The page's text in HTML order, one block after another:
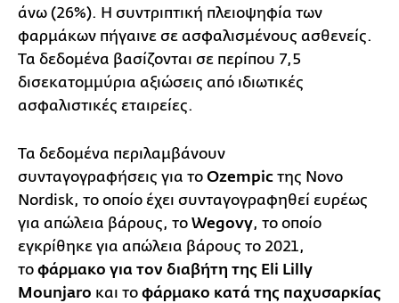
άνω (26%). Η συντριπτική πλειοψηφία των
φαρμάκων πήγαινε σε ασφαλισμένους ασθενείς.
Τα δεδομένα βασίζονται σε περίπου 7,5
δισεκατομμύρια αξιώσεις από ιδιωτικές
ασφαλιστικές εταιρείες.
Τα δεδομένα περιλαμβάνουν
συνταγογραφήσεις για το Ozempic της Novo
Nordisk, το οποίο έχει συνταγογραφηθεί ευρέως
για απώλεια βάρους, το Wegovy, το οποίο
εγκρίθηκε για απώλεια βάρους το 2021,
το φάρμακο για τον διαβήτη της Eli Lilly
Mounjaro και το φάρμακο κατά της παχυσαρκίας